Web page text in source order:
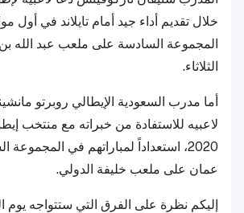
خلال تقديم أداء جيد أمام تايلاند في أول
المجموعة السادسة على ملعب عبد الله
الثلاثاء.
أما مدرب السعودية الإيطالي روبرتو
لاعبيه للاستفادة من خبراته مع منتخب
2020، استعداداً لمباراتهم في
عمان على ملعب خليفة الدولي.
إليكم نظرة على الفرق التي ستتواجه يوم